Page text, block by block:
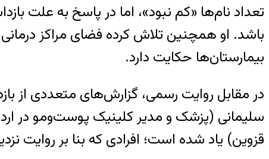
تعداد نام‌ها «کم نبود»، اما در پاسخ به علت
باشد. او همچنین تلاش کرده فضای مراکز
بیمارستان‌ها حکایت دارد.
در مقابل روایت رسمی، گزارش‌های متعددی از
سلیمانی (پزشک و مدیر کلینیک پوست‌ومو در
قزوین) یاد شده است؛ افرادی که بنا بر روایت